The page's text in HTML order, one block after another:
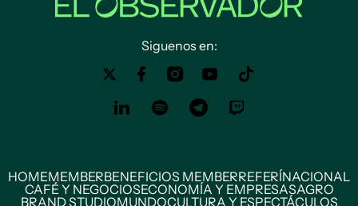
Siguenos en:
HOMEMEMBERBENEFICIOS MEMBERREFERÍNACIONAL
CAFÉ Y NEGOCIOSECONOMÍA Y EMPRESASAGRO
BRAND STUDIOMUNDOCULTURA Y ESPECTÁCULOS